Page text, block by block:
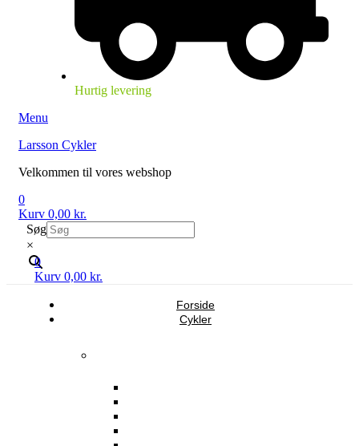
Hurtig levering
Menu
Larsson Cykler
Velkommen til vores webshop
0
Kurv 0,00 kr.
Søg
×
0
Kurv 0,00 kr.
Forside
Cykler